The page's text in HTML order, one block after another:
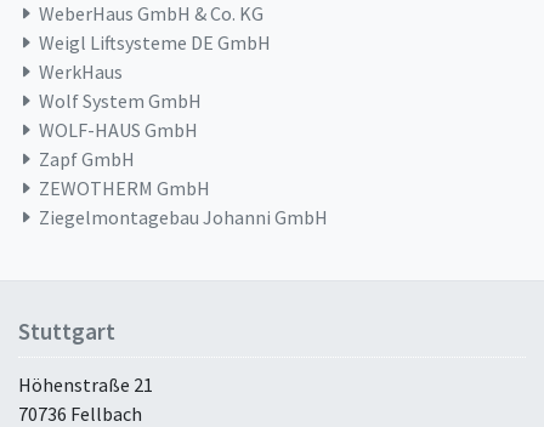
WeberHaus GmbH & Co. KG
Weigl Liftsysteme DE GmbH
WerkHaus
Wolf System GmbH
WOLF-HAUS GmbH
Zapf GmbH
ZEWOTHERM GmbH
Ziegelmontagebau Johanni GmbH
Stuttgart
Höhenstraße 21
70736 Fellbach